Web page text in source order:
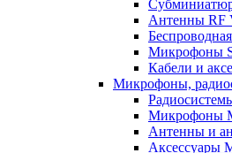
Антенны RF
Микрофоны
Кабели и
Микрофоны,
Микрофоны
Антенны и
Аксессуары